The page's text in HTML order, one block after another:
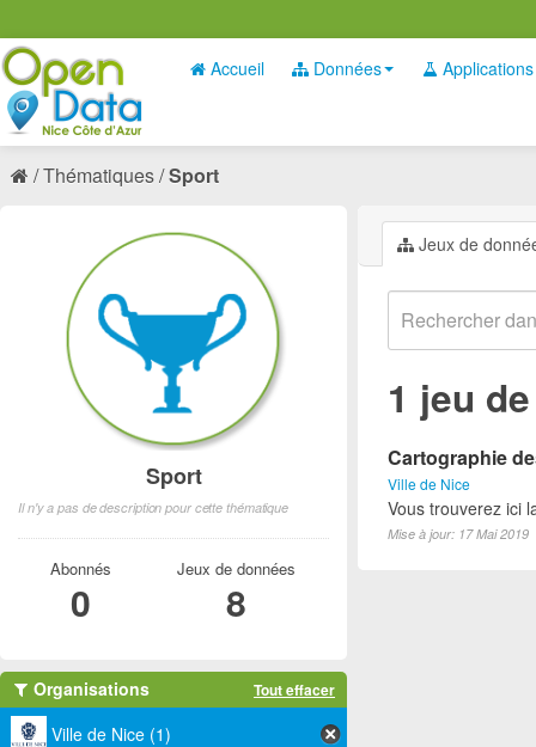
Accueil Données Applications
Thématiques Sport
Jeux de
1 jeu
Cartographie
Ville de Nice
Vous trouverez ici
Mise à jour: 17 Mai 2019
Sport
Il n'y a pas de description pour cette thématique
Abonnés
0
Jeux de données
8
Organisations Tout effacer
Ville de Nice (1)